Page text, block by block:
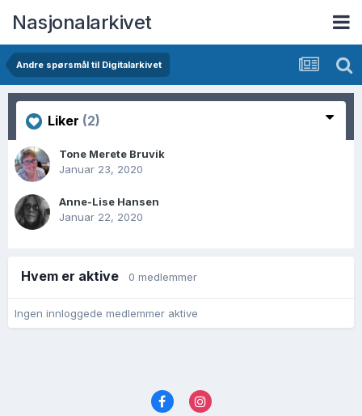
Nasjonalarkivet
Andre spørsmål til Digitalarkivet
Liker (2)
Tone Merete Bruvik
Januar 23, 2020
Anne-Lise Hansen
Januar 22, 2020
Hvem er aktive 0 medlemmer
Ingen innloggede medlemmer aktive